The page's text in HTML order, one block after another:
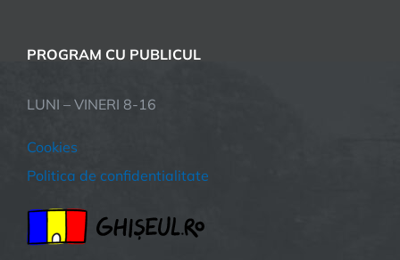
PROGRAM CU PUBLICUL
LUNI – VINERI 8-16
Cookies
Politica de confidentialitate